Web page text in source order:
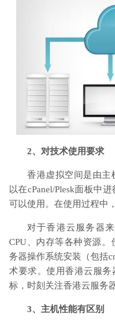
2、对技术使用要求
香港虚拟空间是由主
以在cPanel/Plesk面板中
可以使用。在使用过程中
对于香港云服务器
CPU、内存等各种资源
务器操作系统安装（包括
术要求。使用香港云服
标，时刻关注香港云服务
3、主机性能有区别